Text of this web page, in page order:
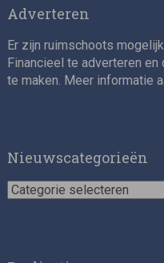
Adverteren
Er zijn ruimschoots
Financieel te adverteren
te maken. Meer informatie
Nieuwscategorieën
Nieuwscategorieën